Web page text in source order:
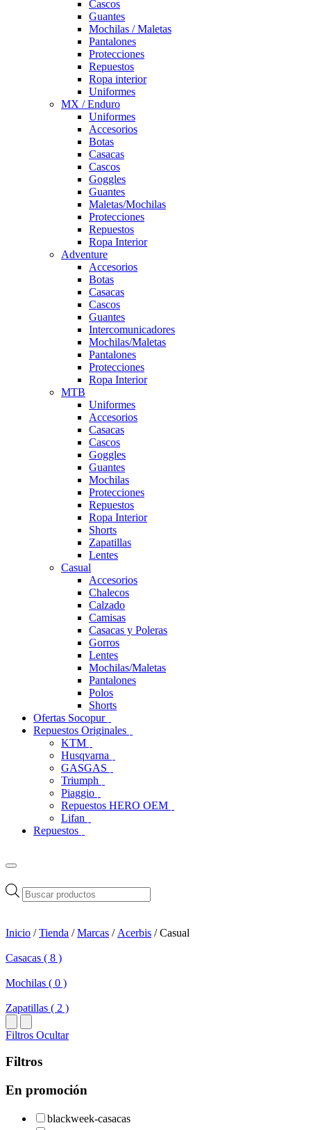
Cascos
Guantes
Mochilas / Maletas
Pantalones
Protecciones
Repuestos
Ropa interior
Uniformes
MX / Enduro
Uniformes
Accesorios
Botas
Casacas
Cascos
Goggles
Guantes
Maletas/Mochilas
Protecciones
Repuestos
Ropa Interior
Adventure
Accesorios
Botas
Casacas
Cascos
Guantes
Intercomunicadores
Mochilas/Maletas
Pantalones
Protecciones
Ropa Interior
MTB
Uniformes
Accesorios
Casacas
Cascos
Goggles
Guantes
Mochilas
Protecciones
Repuestos
Ropa Interior
Shorts
Zapatillas
Lentes
Casual
Accesorios
Chalecos
Calzado
Camisas
Casacas y Poleras
Gorros
Lentes
Mochilas/Maletas
Pantalones
Polos
Shorts
Ofertas Socopur
Repuestos Originales
KTM
Husqvarna
GASGAS
Triumph
Piaggio
Repuestos HERO OEM
Lifan
Repuestos
Búsqueda
de
Inicio /Tienda /Marcas / Acerbis / Casual
Casacas ( 8 )
Mochilas ( 0 )
Zapatillas ( 2 )
Filtros Ocultar
Filtros
En promoción
blackweek-casacas